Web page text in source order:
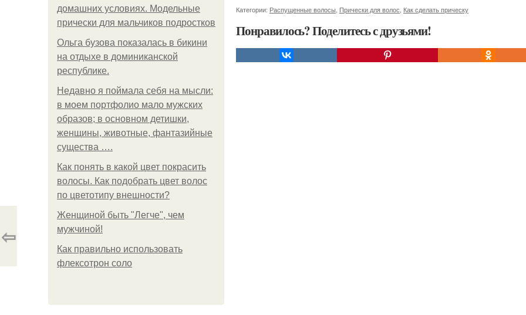
домашних условиях. Модельные
прически для мальчиков подростков
Ольга бузова показалась в бикини
на отдыхе в доминиканской
республике.
Недавно я поймала себя на мысли:
в моем портфолио мало мужских
образов; в основном детишки,
женщины, животные, фантазийные
существа ….
Как понять в какой цвет покрасить
волосы. Как подобрать цвет волос
по цветотипу внешности?
Женщиной быть "Легче", чем
мужчиной!
Как правильно использовать
флексотрон соло
Категории: Распущенные волосы Прически для волос Как сделать прическу
Понравилось? Поделитесь с друзьями!
⇦